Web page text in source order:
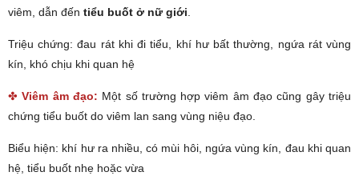
viêm, dẫn đến tiểu buốt ở nữ giới.
Triệu chứng: đau rát khi đi tiểu, khí hư bất thường, ngứa rát vùng
kín, khó chịu khi quan hệ
✤Viêm âm đạo: Một số trường hợp viêm âm đạo cũng gây triệu
chứng tiểu buốt do viêm lan sang vùng niệu đạo.
Biểu hiện: khí hư ra nhiều, có mùi hôi, ngứa vùng kín, đau khi quan
hệ, tiểu buốt nhẹ hoặc vừa